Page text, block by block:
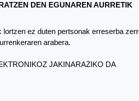
DEN EGUNAREN AURRETIK
ez duten pertsonak erreserba
arabera.
JAKINARAZIKO DA